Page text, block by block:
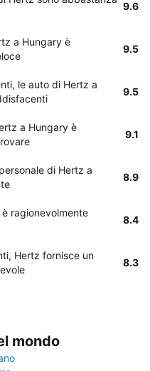
9.6
a Hungary è
9.5
le auto di Hertz a
9.5
a Hungary è
9.1
di Hertz a
8.9
ragionevolmente
8.4
Hertz fornisce un
8.3
mondo